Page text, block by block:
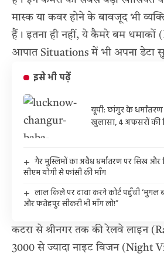
मास्क या कवर होने के बावजूद भी
हैं। इतना ही नहीं, ये कैमरे बम धमाकों
आपात Situations में भी अपना डेटा
इसे भी पढ़ें
यूपी: छांगुर के
खुलासा, 4 अफसरों की
गैर मुस्लिमों का अवैध धर्मांतरण पर सिख और
सीएम योगी से फांसी की माँग
लाल किले पर दावा करने कोर्ट पहुँची ‘मुगल
और फतेहपुर सीकरी भी माँग लो!”
कटरा से श्रीनगर तक की रेलवे लाइन
3000 से ज्यादा नाइट विजन (Night